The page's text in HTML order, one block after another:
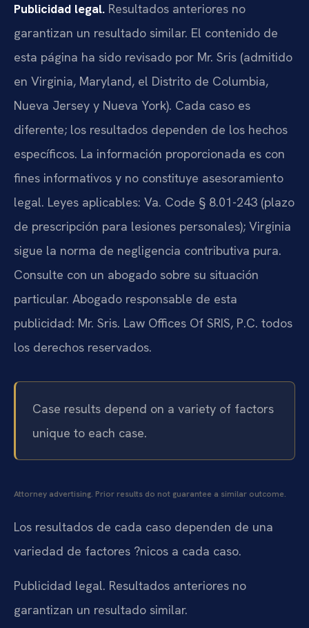
Publicidad legal. Resultados anteriores no
garantizan un resultado similar. El contenido de
esta página ha sido revisado por Mr. Sris (admitido
en Virginia, Maryland, el Distrito de Columbia,
Nueva Jersey y Nueva York). Cada caso es
diferente; los resultados dependen de los hechos
específicos. La información proporcionada es con
fines informativos y no constituye asesoramiento
legal. Leyes aplicables: Va. Code § 8.01-243 (plazo
de prescripción para lesiones personales); Virginia
sigue la norma de negligencia contributiva pura.
Consulte con un abogado sobre su situación
particular. Abogado responsable de esta
publicidad: Mr. Sris. Law Offices Of SRIS, P.C. todos
los derechos reservados.
Case results depend on a variety of factors
unique to each case.
Attorney advertising. Prior results do not guarantee a similar outcome.
Los resultados de cada caso dependen de una
variedad de factores ?nicos a cada caso.
Publicidad legal. Resultados anteriores no
garantizan un resultado similar.